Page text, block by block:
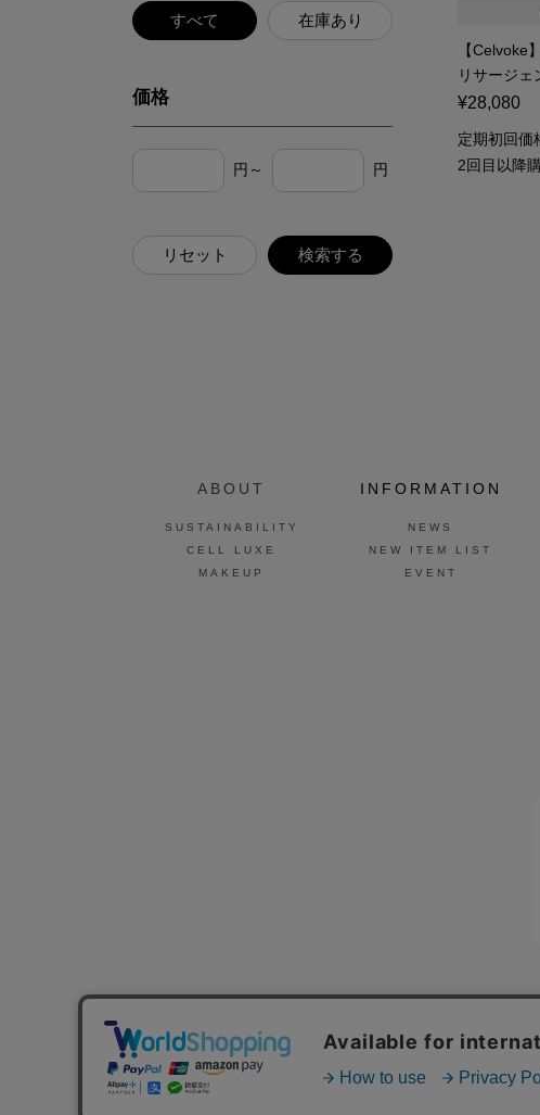
すべて 在庫あり
価格
円～ 円
リセット 検索する
【Celvoke
リサージ
¥28,080
定期初回価
2回目以降
ABOUT
SUSTAINABILITY
CELL LUXE
MAKEUP
INFORMATION
NEWS
NEW ITEM LIST
EVENT